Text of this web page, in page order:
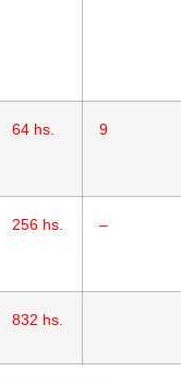
64 hs. 9
256 hs. –
832 hs.